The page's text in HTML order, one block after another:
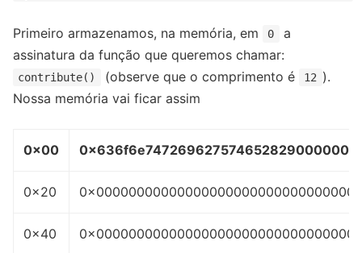
Primeiro armazenamos, na memória, em 0
a
assinatura da função que queremos chamar:
contribute() (observe que o comprimento é 12 ).
Nossa memória vai ficar assim
0x00
0x20
0x40